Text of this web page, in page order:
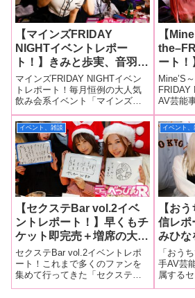
【マインズFRIDAY
NIGHTイベントレポー
ト！】きみと歩実、音羽美
鈴、紫月ゆかり、白浜美
羽、みひな、そして
RADIX社長夫妻が登場し
ギリギリ＆ぶっ飛びトーク
が炸裂！
マインズFRIDAY NIGHTイベン
トレポート！毎月恒例の大人気
飲み会系イベント「マインズ
FRIDAY NIGHT＜今宵はスペシ
ャルなユニットに来てもらいま
す＞」が、6月7日、東京・代々
木にあるA Talk Club WOOFER
で行われ
【
ート！
歩、白
みひな
ドー
紫月ゆ
し下ネ
Mine’S
FRIDAY
AV芸能
する「
ビード
京・代
イベント、雑談
【セクステBar vol.2イベ
ントレポート！】早くもチ
ケット即完売＋増席の大人
気イベントに成長！ お絵
描き伝言ゲーム＆サイコロ
トークで盛り上がり会場で
しか聞けない禁断トーク
セクステBar vol.2イベントレポ
ート！これまで多くのファンを
集めて行ってきた「セクステ」
が、コロナ禍で配信特化型の
イベント、
【お
信レポ
みひな
い！
などを
態に！
エロト
「おう
手AV芸
属する
ゲーム